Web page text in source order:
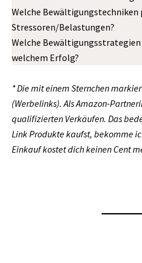
Welche Bewältigungstechniken
Stressoren/Belastungen?
Welche
welchem Erfolg?
* Die mit einem Sternchen
(Werbelinks).Als Amazon-
qualifizierten Verkäufen. Das
Link Produkte kaufst, bekomme
Einkauf kostet dich keinen Cent